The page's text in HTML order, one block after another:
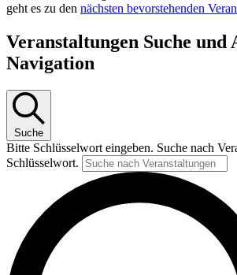
geht es zu den nächsten bevorstehenden
Veranstaltungen Suche und
Navigation
Suche
Bitte Schlüsselwort eingeben. Suche nach
Schlüsselwort.